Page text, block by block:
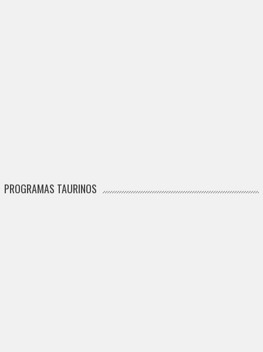
PROGRAMAS TAURINOS